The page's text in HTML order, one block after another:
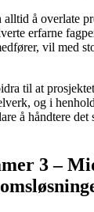
å overlate
erfarne
vil med
til at
og i
å håndtere det
3 –